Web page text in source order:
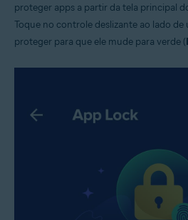
proteger apps a partir da tela principal
Toque no controle deslizante ao lado de
proteger para que ele mude para verde (